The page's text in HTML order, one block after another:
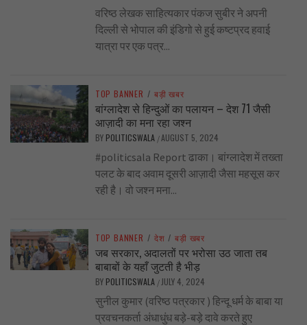
वरिष्ठ लेखक साहित्यकार पंकज सुबीर ने अपनी
दिल्ली से भोपाल की इंडिगो से हुई कष्टप्रद हवाई
यात्रा पर एक पत्र...
TOP BANNER / बड़ी खबर
बांग्लादेश से हिन्दुओं का पलायन – देश 71 जैसी
आज़ादी का मना रहा जश्न
BY POLITICSWALA /AUGUST 5, 2024
#politicsala Report ढाका। बांग्लादेश में तख्ता
पलट के बाद अवाम दूसरी आज़ादी जैसा महसूस कर
रही है। वो जश्न मना...
TOP BANNER / देश / बड़ी खबर
जब सरकार, अदालतों पर भरोसा उठ जाता तब
बाबाबों के यहाँ जुटती है भीड़
BY POLITICSWALA / JULY 4, 2024
सुनील कुमार (वरिष्ठ पत्रकार ) हिन्दू धर्म के बाबा या
प्रवचनकर्ता अंधाधुंध बड़े-बड़े दावे करते हुए